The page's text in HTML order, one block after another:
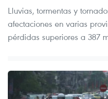
Lluvias, tormentas y
afectaciones en varias
pérdidas superiores a 387